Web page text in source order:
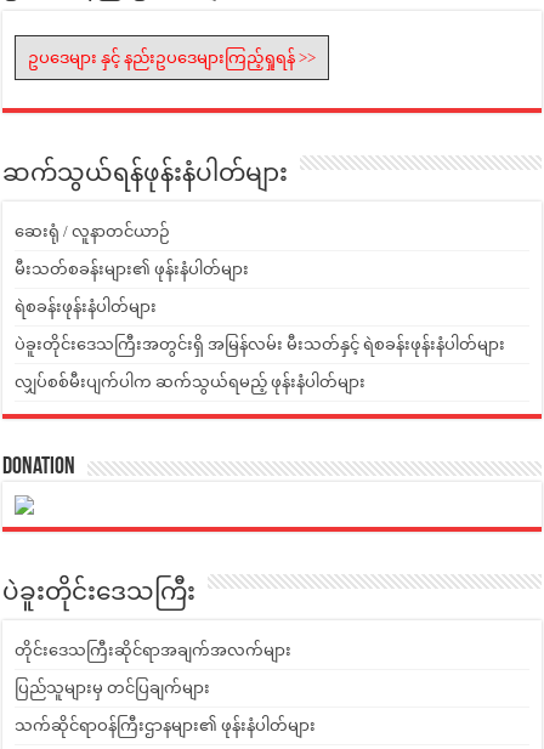
ဥပဒေများ နှင့် နည်းဥပဒေများကြည့်ရှုရန် >>
ဆက်သွယ်ရန်ဖုန်းနံပါတ်များ
ဆေးရုံ / လူနာတင်ယာဉ်
မီးသတ်စခန်းများ၏ ဖုန်းနံပါတ်များ
ရဲစခန်းဖုန်းနံပါတ်များ
ပဲခူးတိုင်းဒေသကြီးအတွင်းရှိ အမြန်လမ်း မီးသတ်နှင့် ရဲစခန်းဖုန်းနံပါတ်များ
လျှပ်စစ်မီးပျက်ပါက ဆက်သွယ်ရမည့် ဖုန်းနံပါတ်များ
Donation
ပဲခူးတိုင်းဒေသကြီး
တိုင်းဒေသကြီးဆိုင်ရာအချက်အလက်များ
ပြည်သူများမှ တင်ပြချက်များ
သက်ဆိုင်ရာဝန်ကြီးဌာနများ၏ ဖုန်းနံပါတ်များ